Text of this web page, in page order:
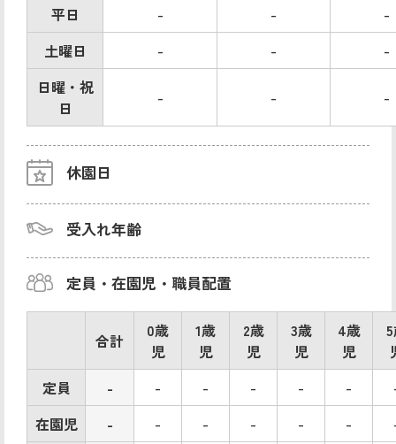
平日
- -
-
土曜日
- -
-
日曜・祝
日
- - -
休園日
受入れ年齢
定員・在園児・職員配置
合計
0歳
児
1歳
児
2歳
児
3歳
児
4歳
児
定員
- - - - - -
在園児
- - - - - -